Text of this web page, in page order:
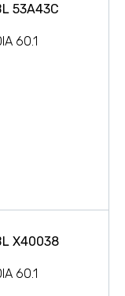
53A43C
60.1
X40038
60.1